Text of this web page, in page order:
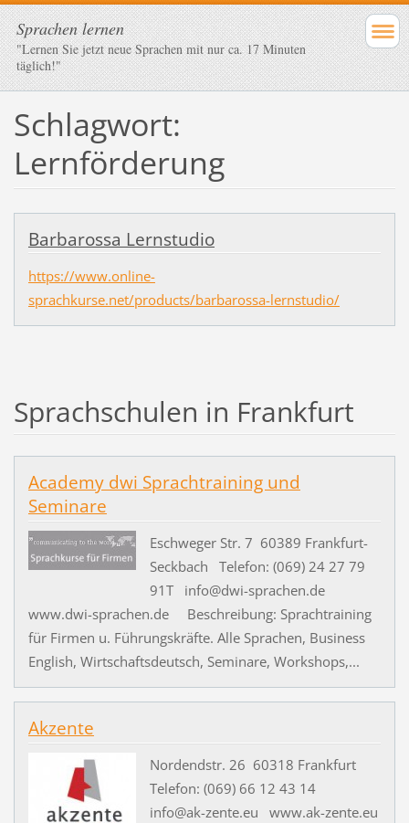
Sprachen lernen
"Lernen Sie jetzt neue Sprachen mit nur ca. 17 Minuten
täglich!"
Schlagwort:
Lernförderung
Barbarossa Lernstudio
https://www.online-
sprachkurse.net/products/barbarossa-lernstudio/
Sprachschulen in Frankfurt
Academy dwi Sprachtraining und
Seminare
Eschweger Str. 7 60389 Frankfurt-
Seckbach Telefon: (069) 24 27 79
91T info@dwi-sprachen.de
www.dwi-sprachen.de Beschreibung: Sprachtraining
für Firmen u. Führungskräfte. Alle Sprachen, Business
English, Wirtschaftsdeutsch, Seminare, Workshops,...
Akzente
Nordendstr. 26 60318 Frankfurt
Telefon: (069) 66 12 43 14
info@ak-zente.eu www.ak-zente.eu